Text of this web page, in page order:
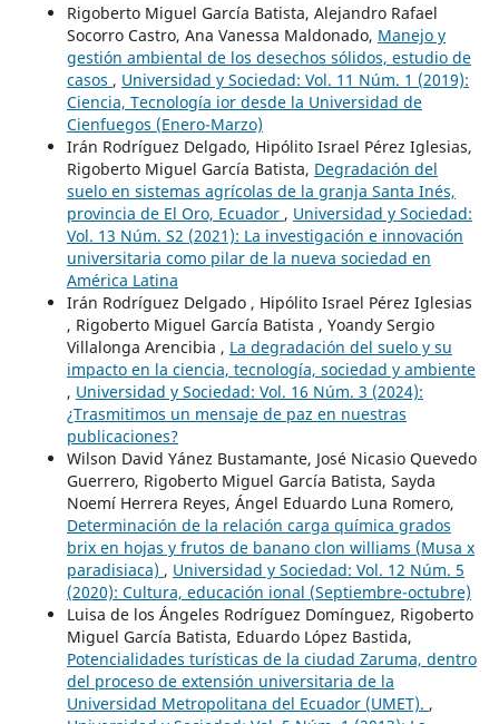
Rigoberto Miguel García Batista, Alejandro Rafael
Socorro Castro, Ana Vanessa Maldonado, Manejo y
gestión ambiental de los desechos sólidos, estudio de
casos , Universidad y Sociedad: Vol. 11 Núm. 1 (2019):
Ciencia, Tecnología ior desde la Universidad de
Cienfuegos (Enero-Marzo)
Irán Rodríguez Delgado, Hipólito Israel Pérez Iglesias,
Rigoberto Miguel García Batista, Degradación del
suelo en sistemas agrícolas de la granja Santa Inés,
provincia de El Oro, Ecuador , Universidad y Sociedad:
Vol. 13 Núm. S2 (2021): La investigación e innovación
universitaria como pilar de la nueva sociedad en
América Latina
Irán Rodríguez Delgado , Hipólito Israel Pérez Iglesias
, Rigoberto Miguel García Batista , Yoandy Sergio
Villalonga Arencibia , La degradación del suelo y su
impacto en la ciencia, tecnología, sociedad y ambiente
, Universidad y Sociedad: Vol. 16 Núm. 3 (2024):
¿Trasmitimos un mensaje de paz en nuestras
publicaciones?
Wilson David Yánez Bustamante, José Nicasio Quevedo
Guerrero, Rigoberto Miguel García Batista, Sayda
Noemí Herrera Reyes, Ángel Eduardo Luna Romero,
Determinación de la relación carga química grados
brix en hojas y frutos de banano clon williams (Musa x
paradisiaca) , Universidad y Sociedad: Vol. 12 Núm. 5
(2020): Cultura, educación ional (Septiembre-octubre)
Luisa de los Ángeles Rodríguez Domínguez, Rigoberto
Miguel García Batista, Eduardo López Bastida,
Potencialidades turísticas de la ciudad Zaruma, dentro
del proceso de extensión universitaria de la
Universidad Metropolitana del Ecuador (UMET). ,